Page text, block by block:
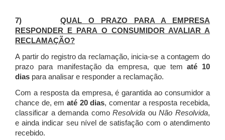
7)QUAL O PRAZO PARA A EMPRESA
RESPONDER E PARA O CONSUMIDOR AVALIAR A
RECLAMAÇÃO?
A partir do registro da reclamação, inicia-se a contagem do
prazo para manifestação da empresa, que tematé 10
dias para analisar e responder a reclamação.
Com a resposta da empresa, é garantida ao consumidor a
chance de, em até 20 dias, comentar a resposta recebida,
classificar a demanda comoResolvida ouNão Resolvida,
e ainda indicar seu nível de satisfação com o atendimento
recebido.